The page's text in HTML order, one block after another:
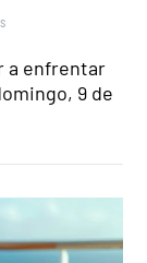
a enfrentar
9 de